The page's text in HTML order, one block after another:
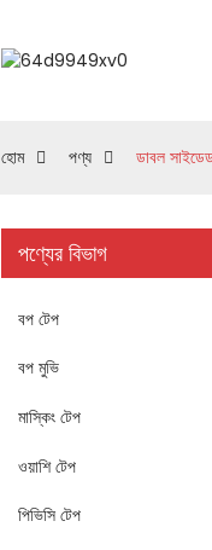
হোম পণ্য ডাবল
পণ্যের বিভাগ
বপ টেপ
বপ মুভি
মাস্কিং টেপ
ওয়াশি টেপ
পিভিসি টেপ